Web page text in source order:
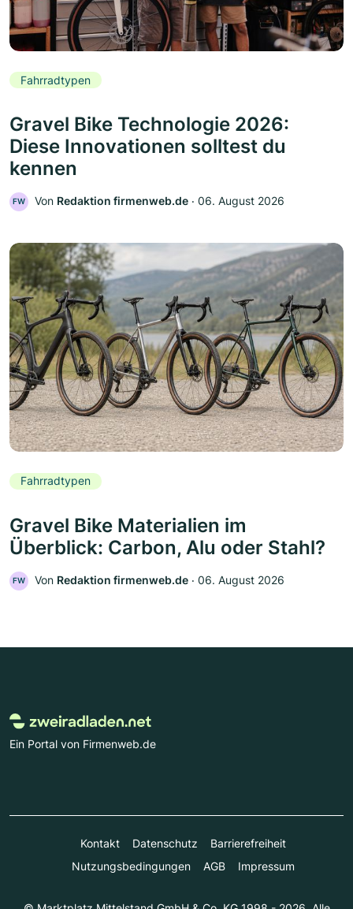
Fahrradtypen
Gravel Bike Technologie 2026:
Diese Innovationen solltest du
kennen
FW Von Redaktion firmenweb.de ‧ 06. August 2026
Fahrradtypen
Gravel Bike Materialien im
Überblick: Carbon, Alu oder Stahl?
FW Von Redaktion firmenweb.de ‧ 06. August 2026
Ein Portal von Firmenweb.de
Kontakt Datenschutz
Barrierefreiheit
Nutzungsbedingungen
AGB Impressum